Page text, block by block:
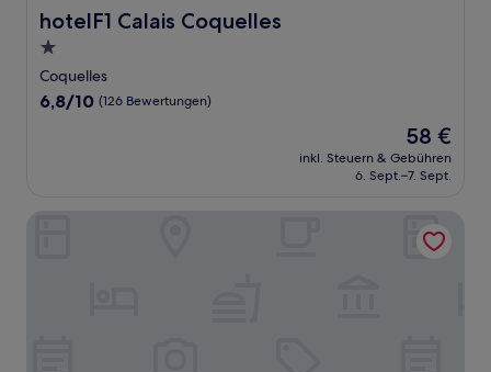
hotelF1 Calais Coquelles
hotelF1 Calais Coquelles
1.0-
Stern-
Unterkunft
Coquelles
6.8
6,8/10 (126 Bewertungen)
Der
Preis
beträgt
58 €
inkl. Steuern & Gebühren
6. Sept.–7. Sept.
B&B HOTEL Calais Terminal Cité de l'Europe 2 étoiles